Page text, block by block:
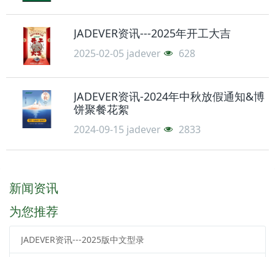
JADEVER资讯---2025年开工大吉
2025-02-05 jadever 628
JADEVER资讯-2024年中秋放假通知&博
饼聚餐花絮
2024-09-15 jadever 2833
新闻资讯
为您推荐
JADEVER资讯---2025版中文型录